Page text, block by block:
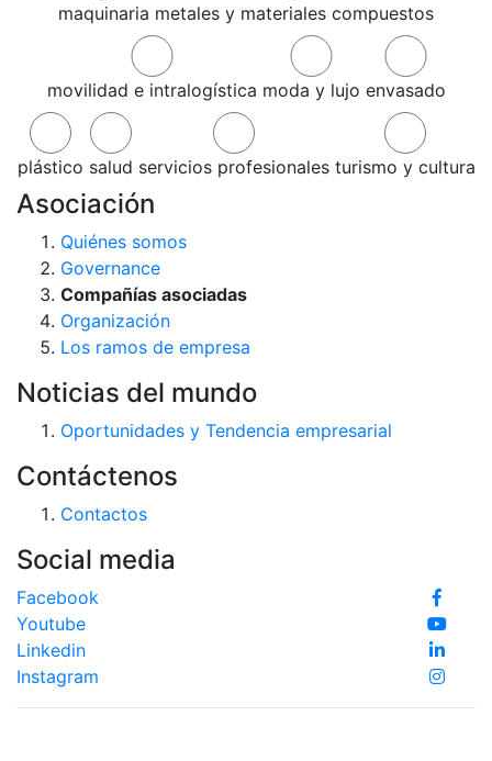
maquinaria metales y materiales compuestos
movilidad e intralogística moda y lujo envasado
plástico salud servicios profesionales turismo y cultura
Asociación
Quiénes somos
Governance
Compañías asociadas
Organización
Los ramos de empresa
Noticias del mundo
Oportunidades y Tendencia empresarial
Contáctenos
Contactos
Social media
Facebook
Youtube
Linkedin
Instagram